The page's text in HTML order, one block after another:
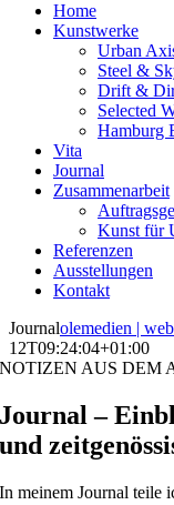
Home
Kunstwerke
Urban
Steel &
Drift &
Selected
Hamburg
Vita
Journal
Zusammenarbeit
Kunst für
Referenzen
Ausstellungen
Kontakt
Journalolemedien |
12T09:24:04+01:00
NOTIZEN AUS DEM
Journal –
und
In meinem Journal teile